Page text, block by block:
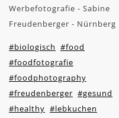
Werbefotografie - Sabine
Freudenberger - Nürnberg
#biologisch #food
#foodfotografie
#foodphotography
#freudenberger #gesund
#healthy #lebkuchen